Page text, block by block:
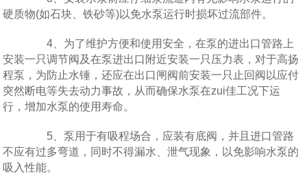
硬质物(如石块、铁砂等)以免水泵运行时损坏过流部件。
4、为了维护方便和使用安全，在泵的进出口管路上
安装一只调节阀及在泵进出口附近安装一只压力表，对于高扬
程泵，为防止水锤，还应在出口闸阀前安装一只止回阀以应付
突然断电等失去动力事故，从而确保水泵在zui佳工况下运
行，增加水泵的使用寿命。
5、泵用于有吸程场合，应装有底阀，并且进口管路
不应有过多弯道，同时不得漏水、泄气现象，以免影响水泵的
吸入性能。